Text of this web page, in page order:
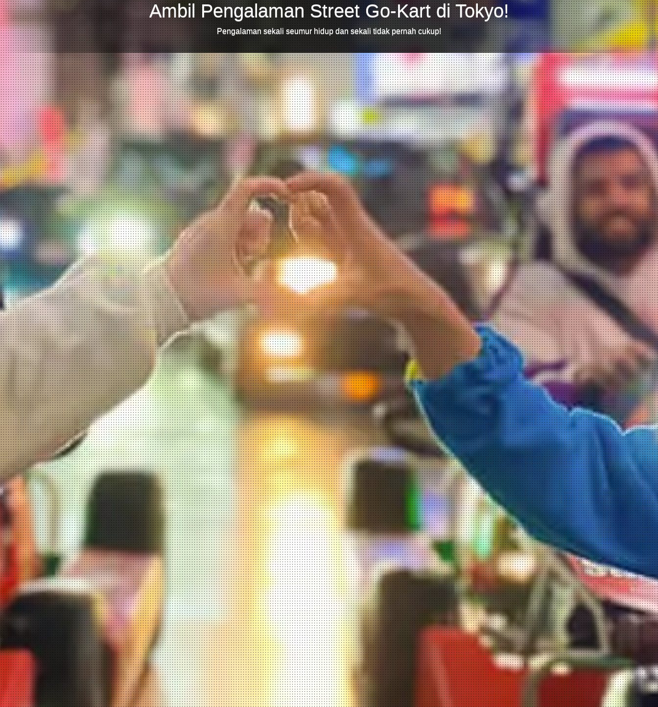
Ambil Pengalaman Street Go-Kart di Tokyo!
Pengalaman sekali seumur hidup dan sekali tidak pernah cukup!